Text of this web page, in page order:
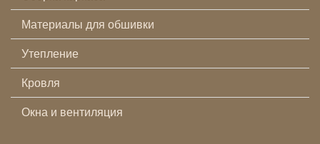
Материалы для обшивки
Утепление
Кровля
Окна и вентиляция